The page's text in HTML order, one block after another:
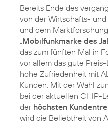
Bereits Ende des
von der Wirtschafts- und
und dem
„Mobilfunkmarke des
das zum fünften Mal in
vor allem das gute
hohe Zufriedenheit mit
Kunden. Mit der Wahl
bei der aktuellen CHIP-
der höchsten
wird die Beliebtheit von